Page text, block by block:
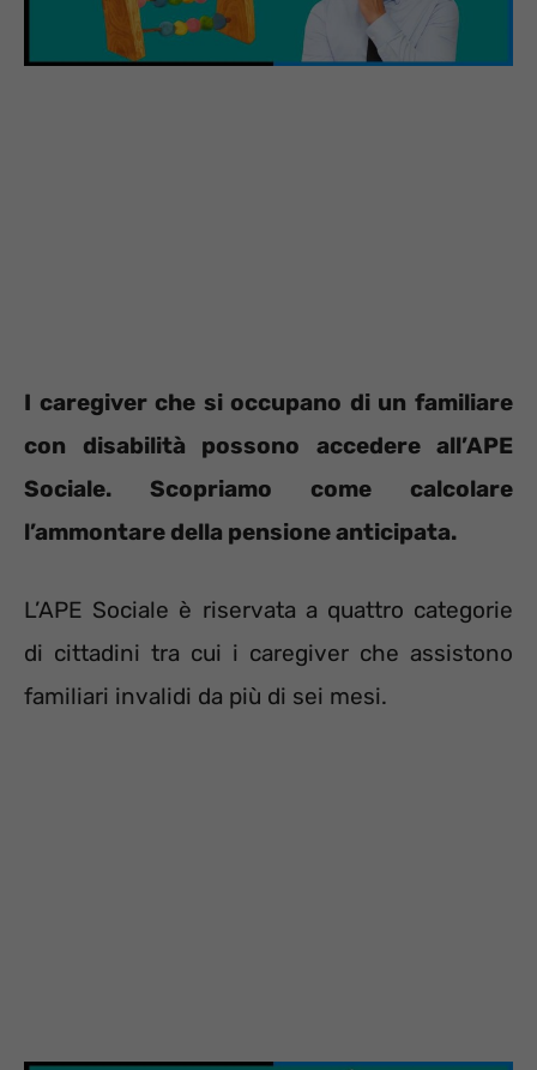
I caregiver che si occupano di un familiare
con disabilità possono accedere all’APE
Sociale. Scopriamo come calcolare
l’ammontare della pensione anticipata.
L’APE Sociale è riservata a quattro categorie
di cittadini tra cui i caregiver che assistono
familiari invalidi da più di sei mesi.